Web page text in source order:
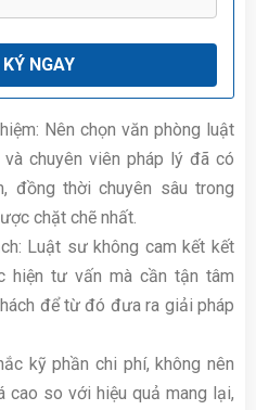
Nên chọn văn phòng luật
chuyên viên pháp lý đã có
đồng thời chuyên sâu trong
chặt chẽ nhất.
Luật sư không cam kết kết
hiện tư vấn mà cần tận tâm
để từ đó đưa ra giải pháp
kỹ phần chi phí, không nên
cao so với hiệu quả mang lại,